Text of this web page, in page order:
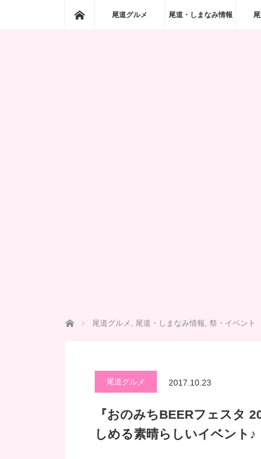
ホーム尾道グルメ 尾道・しまなみ情報
ホーム 尾道グルメ , 尾道・しまなみ情報, 祭・イベント
尾道グルメ 2017.10.23
『おのみちBEERフェスタ
しめる素晴らしいイベント♪